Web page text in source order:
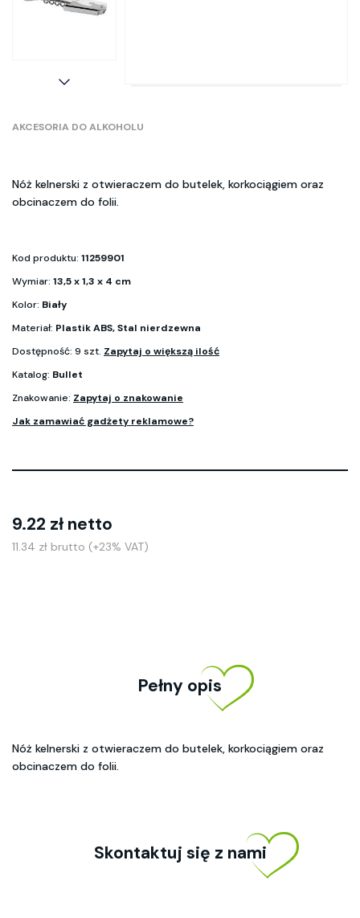
AKCESORIA DO ALKOHOLU
Nóż kelnerski z otwieraczem do butelek, korkociągiem oraz
obcinaczem do folii.
Kod produktu: 11259901
Wymiar: 13,5 x 1,3 x 4 cm
Kolor: Biały
Materiał: Plastik ABS, Stal nierdzewna
Dostępność: 9 szt. Zapytaj o większą ilość
Katalog: Bullet
Znakowanie: Zapytaj o znakowanie
Jak zamawiać gadżety reklamowe?
9.22 zł netto
11.34 zł brutto (+23% VAT)
Pełny opis
Nóż kelnerski z otwieraczem do butelek, korkociągiem oraz
obcinaczem do folii.
Skontaktuj się z nami